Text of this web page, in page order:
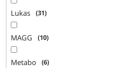
Lukas 31
MAGG 10
Metabo 6